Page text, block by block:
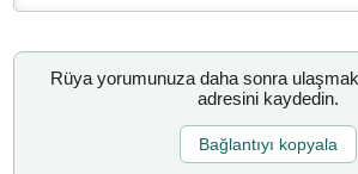
Rüya yorumunuza daha sonra
adresini kaydedin.
Bağlantıyı kopyala